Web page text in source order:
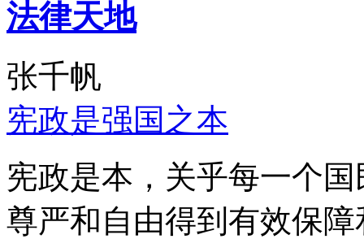
法律天地
张千帆
宪政是强国之本
宪政是本，关乎每一个
尊严和自由得到有效保